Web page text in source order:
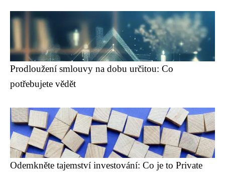
Prodloužení smlouvy na dobu určitou: Co
potřebujete vědět
Odemkněte tajemství investování: Co je to Private